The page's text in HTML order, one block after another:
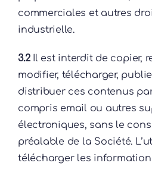
commerciales et autres
industrielle.
3.2Il est interdit de copier,
modifier, télécharger,
distribuer ces contenus
compris email ou autres
électroniques, sans le
préalable de la Société.
télécharger les